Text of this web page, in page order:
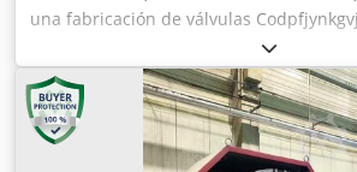
una fabricación de válvulas